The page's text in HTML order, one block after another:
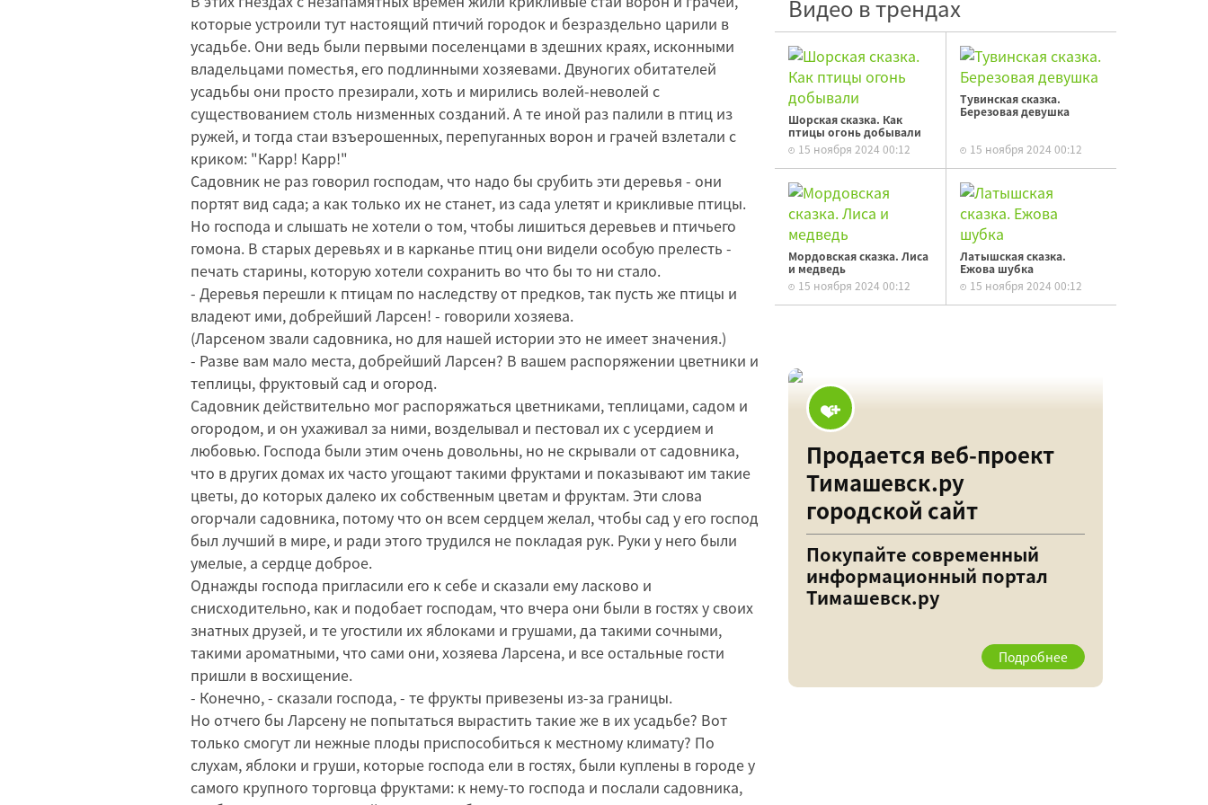
которые устроили тут настоящий птичий городок и безраздельно царили в
усадьбе. Они ведь были первыми поселенцами в здешних краях, исконными
владельцами поместья, его подлинными хозяевами. Двуногих обитателей
усадьбы они просто презирали, хоть и мирились волей-неволей с
существованием столь низменных созданий. А те иной раз палили в птиц из
ружей, и тогда стаи взъерошенных, перепуганных ворон и грачей взлетали с
криком: "Карр! Карр!"
Садовник не раз говорил господам, что надо бы срубить эти деревья - они
портят вид сада; а как только их не станет, из сада улетят и крикливые птицы.
Но господа и слышать не хотели о том, чтобы лишиться деревьев и птичьего
гомона. В старых деревьях и в карканье птиц они видели особую прелесть -
печать старины, которую хотели сохранить во что бы то ни стало.
- Деревья перешли к птицам по наследству от предков, так пусть же птицы и
владеют ими, добрейший Ларсен! - говорили хозяева.
(Ларсеном звали садовника, но для нашей истории это не имеет значения.)
- Разве вам мало места, добрейший Ларсен? В вашем распоряжении цветники и
теплицы, фруктовый сад и огород.
Садовник действительно мог распоряжаться цветниками, теплицами, садом и
огородом, и он ухаживал за ними, возделывал и пестовал их с усердием и
любовью. Господа были этим очень довольны, но не скрывали от садовника,
что в других домах их часто угощают такими фруктами и показывают им такие
цветы, до которых далеко их собственным цветам и фруктам. Эти слова
огорчали садовника, потому что он всем сердцем желал, чтобы сад у его господ
был лучший в мире, и ради этого трудился не покладая рук. Руки у него были
умелые, а сердце доброе.
Однажды господа пригласили его к себе и сказали ему ласково и
снисходительно, как и подобает господам, что вчера они были в гостях у своих
знатных друзей, и те угостили их яблоками и грушами, да такими сочными,
такими ароматными, что сами они, хозяева Ларсена, и все остальные гости
пришли в восхищение.
- Конечно, - сказали господа, - те фрукты привезены из-за границы.
Но отчего бы Ларсену не попытаться вырастить такие же в их усадьбе? Вот
только смогут ли нежные плоды приспособиться к местному климату? По
слухам, яблоки и груши, которые господа ели в гостях, были куплены в городе у
самого крупного торговца фруктами: к нему-то господа и послали садовника,
Видео в трендах
Шорская сказка. Как
птицы огонь добывали
15 ноября 2024 00:12
Тувинская сказка.
Березовая девушка
15 ноября 2024 00:12
Мордовская сказка. Лиса
и медведь
15 ноября 2024 00:12
Латышская сказка.
Ежова шубка
15 ноября 2024 00:12
Продается веб-проект
Тимашевск.ру
городской сайт
Покупайте современный
информационный портал
Тимашевск.ру
Подробнее